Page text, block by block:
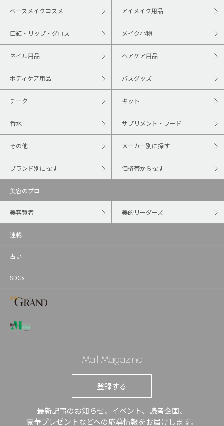
ベースメイクコスメ アイメイク用品
口紅・リップ・グロス メイク小物
ネイル用品 ヘアケア用品
ボディケア用品 バスグッズ
チーク キット
香水 サプリメント・フード
その他 メーカー別に探す
ブランド別に探す 価格帯から探す
美容のプロ
美容賢者 美的リーダーズ
連載
占い
SDGs
Mail Magazine
登録する
最新記事のお知らせ、イベント、読者企画、
豪華プレゼントなどへの応募情報をお届けします。